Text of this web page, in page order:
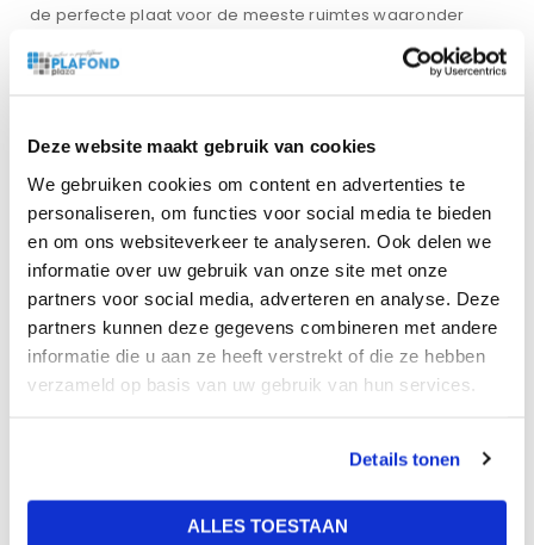
Deze website maakt gebruik van cookies
We gebruiken cookies om content en advertenties te
personaliseren, om functies voor social media te bieden
en om ons websiteverkeer te analyseren. Ook delen we
informatie over uw gebruik van onze site met onze
partners voor social media, adverteren en analyse. Deze
partners kunnen deze gegevens combineren met andere
informatie die u aan ze heeft verstrekt of die ze hebben
verzameld op basis van uw gebruik van hun services.
Details tonen
ALLES TOESTAAN
de perfecte plaat voor de meeste ruimtes waaronder
kantoren, scholen, horeca, ziekenhuizen, zorginstellingen
en gezondheidsinstellingen
plaatsen in een systeem met een profielbreedte van 15
Gewicht
26 kg
Afmetingen